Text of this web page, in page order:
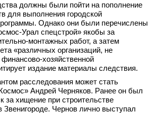
должны были пойти на пополнение
для выполнения городской
Однако они были перечислены
Урал спецстрой» якобы за
монтажных работ, а затем
«различных организаций, не
хозяйственной
издание материалы следствия.
расследования может стать
Андрей Черняков. Ранее он был
за хищение при строительстве
Чернов лично выступал